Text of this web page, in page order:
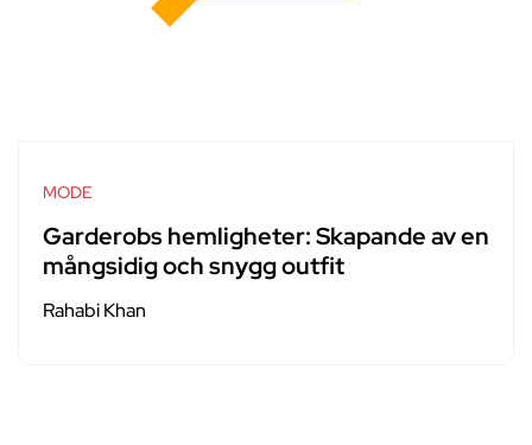
MODE
Garderobs hemligheter: Skapande av en
mångsidig och snygg outfit
Rahabi Khan